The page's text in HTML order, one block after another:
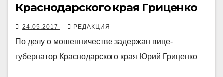
Краснодарского края Гриценко
24.05.2017 РЕДАКЦИЯ
По делу о мошенничестве задержан вице-
губернатор Краснодарского края Юрий Гриценко